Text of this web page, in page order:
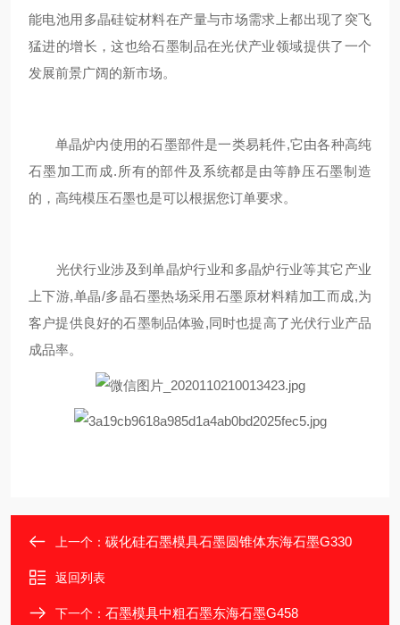
能电池用多晶硅锭材料在产量与市场需求上都出现了突飞
猛进的增长，这也给石墨制品在光伏产业领域提供了一个
发展前景广阔的新市场。
单晶炉内使用的石墨部件是一类易耗件,它由各种高纯
石墨加工而成.所有的部件及系统都是由等静压石墨制造
的，高纯模压石墨也是可以根据您订单要求。
光伏行业涉及到单晶炉行业和多晶炉行业等其它产业
上下游,单晶/多晶石墨热场采用石墨原材料精加工而成,为
客户提供良好的石墨制品体验,同时也提高了光伏行业产品
成品率。
上一个： 碳化硅石墨模具石墨圆锥体东海石墨G330
返回列表
下一个： 石墨模具中粗石墨东海石墨G458